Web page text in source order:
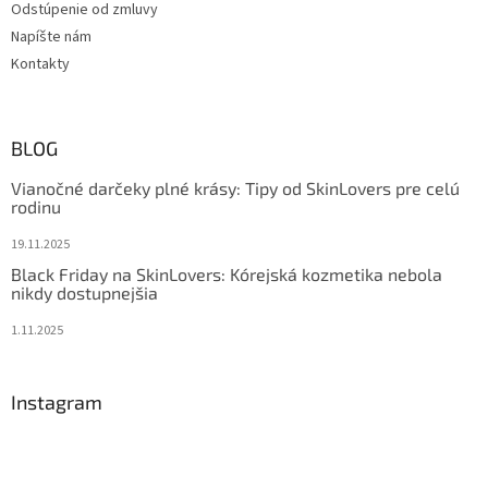
Odstúpenie od zmluvy
Napíšte nám
Kontakty
BLOG
Vianočné darčeky plné krásy: Tipy od SkinLovers pre celú
rodinu
19.11.2025
Black Friday na SkinLovers: Kórejská kozmetika nebola
nikdy dostupnejšia
1.11.2025
Instagram